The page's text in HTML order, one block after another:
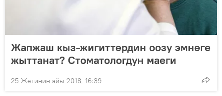
Жапжаш кыз-жигиттердин оозу эмнеге
жыттанат? Стоматологдун маеги
25 Жетинин айы 2018, 16:39